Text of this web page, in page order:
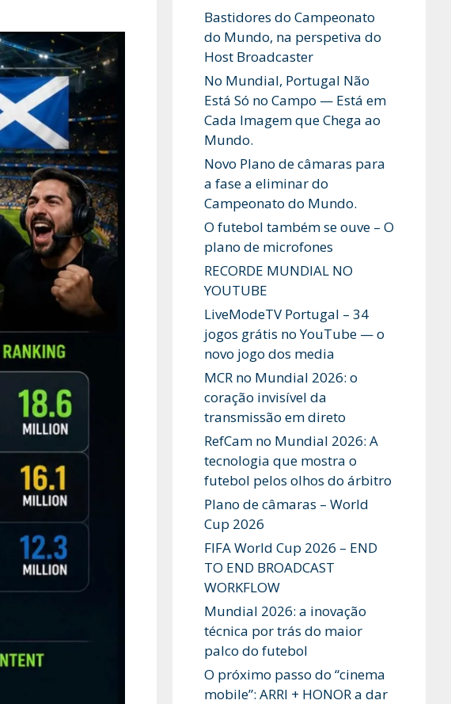
Bastidores do Campeonato
do Mundo, na perspetiva do
Host Broadcaster
No Mundial, Portugal Não
Está Só no Campo — Está em
Cada Imagem que Chega ao
Mundo.
Novo Plano de câmaras para
a fase a eliminar do
Campeonato do Mundo.
O futebol também se ouve – O
plano de microfones
RECORDE MUNDIAL NO
YOUTUBE
LiveModeTV Portugal – 34
jogos grátis no YouTube — o
novo jogo dos media
MCR no Mundial 2026: o
coração invisível da
transmissão em direto
RefCam no Mundial 2026: A
tecnologia que mostra o
futebol pelos olhos do árbitro
Plano de câmaras – World
Cup 2026
FIFA World Cup 2026 – END
TO END BROADCAST
WORKFLOW
Mundial 2026: a inovação
técnica por trás do maior
palco do futebol
O próximo passo do “cinema
mobile”: ARRI + HONOR a dar